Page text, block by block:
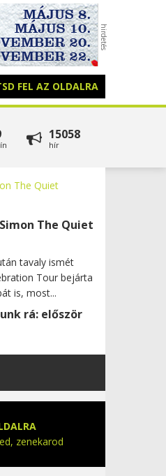
FEL AZ OLDALRA
15058
hír
The Quiet
tavaly ismét
Tour bejárta
is, most...
rá: először
zenekarod